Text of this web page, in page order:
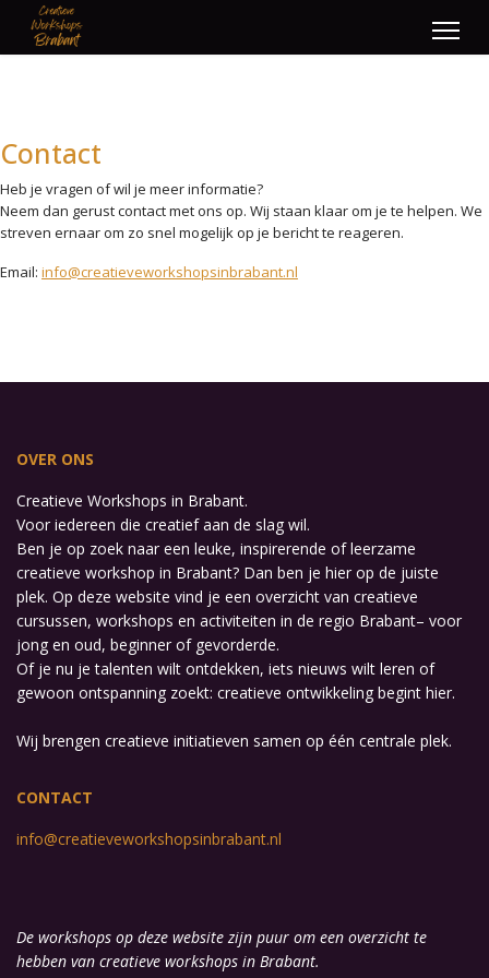
Contact
Heb je vragen of wil je meer informatie?
Neem dan gerust contact met ons op. Wij staan klaar om je te helpen. We
streven ernaar om zo snel mogelijk op je bericht te reageren.
Email: info@creatieveworkshopsinbrabant.nl
OVER ONS
Creatieve Workshops in Brabant.
Voor iedereen die creatief aan de slag wil.
Ben je op zoek naar een leuke, inspirerende of leerzame
creatieve workshop in Brabant? Dan ben je hier op de juiste
plek. Op deze website vind je een overzicht van creatieve
cursussen, workshops en activiteiten in de regio Brabant– voor
jong en oud, beginner of gevorderde.
Of je nu je talenten wilt ontdekken, iets nieuws wilt leren of
gewoon ontspanning zoekt: creatieve ontwikkeling begint hier.
Wij brengen creatieve initiatieven samen op één centrale plek.
CONTACT
info@creatieveworkshopsinbrabant.nl
De workshops op deze website zijn puur om een overzicht te
hebben van creatieve workshops in Brabant.